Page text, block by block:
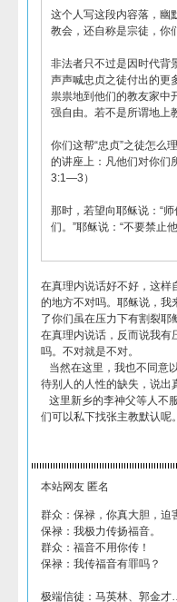
这个人写这段内容落，幽
教会，还自称是宗徒，你
非法者只不过是因时代背
声声喊忠贞之徒付出的更
祟祟地到他们的教友家中
强自由。若不是所谓地上
你们这帮“忠贞”之徒怎么
的讲座上：凡他们对你们
3:1—3）
那时，若望向耶稣说：“
们。”耶稣说：“不要禁止
在真理内说话好不好，这样
的地方不对吗。耶稣说，我
了你们虽在压力下有割裂
在真理内说话，反而说我有
吗。不对就是不对。
当然在这里，我也不同意
待别人的人性的缺失，说出
这里新乡的李神父等人不
们可以私下找张主教默认呢
本站网友 匿名
群众：保禄，你真大胆，迫
保禄：我极力传扬福音。
群众：福音不用你传！
保禄：我传福音有罪吗？
极端信徒：马英林、郭金